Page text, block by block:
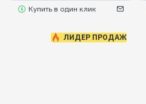
Купить в один клик
ЛИДЕР ПРОДАЖ